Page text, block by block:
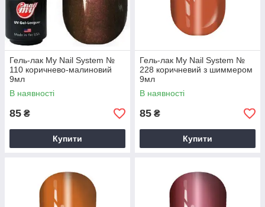
Гель-лак My Nail System №
110 коричнево-малиновий
9мл
В наявності
85 ₴
Купити
Гель-лак My Nail System №
228 коричневий з шиммером
9мл
В наявності
85 ₴
Купити